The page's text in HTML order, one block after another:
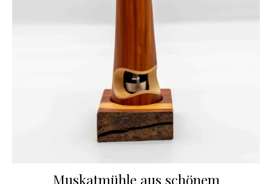
Muskatmühle aus schönem